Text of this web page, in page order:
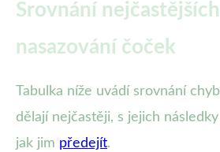
Srovnání
nasazování čoček
Tabulka níže uvádí srovnání
dělají nejčastěji, s jejich
jak jim předejít.